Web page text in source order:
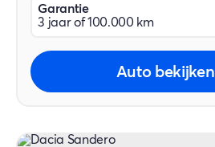
Garantie
3 jaar of 100.000 km
Auto bekijken